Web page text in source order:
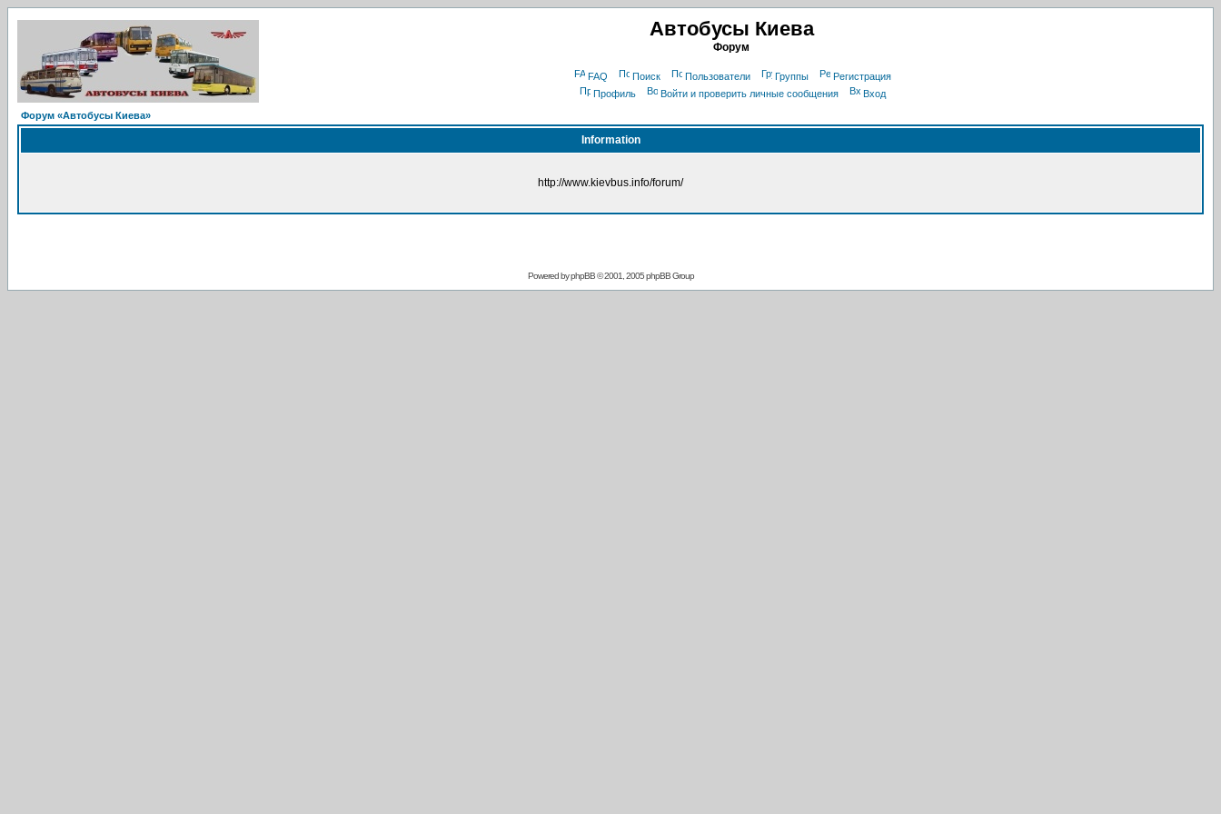
Автобусы Киева
Форум
FAQ Поиск Пользователи Группы
Регистрация
Профиль
Войти и проверить личные сообщения
Вход
Форум «Автобусы Киева»
Information
http://www.kievbus.info/forum/
Powered byphpBB© 2001, 2005 phpBB Group